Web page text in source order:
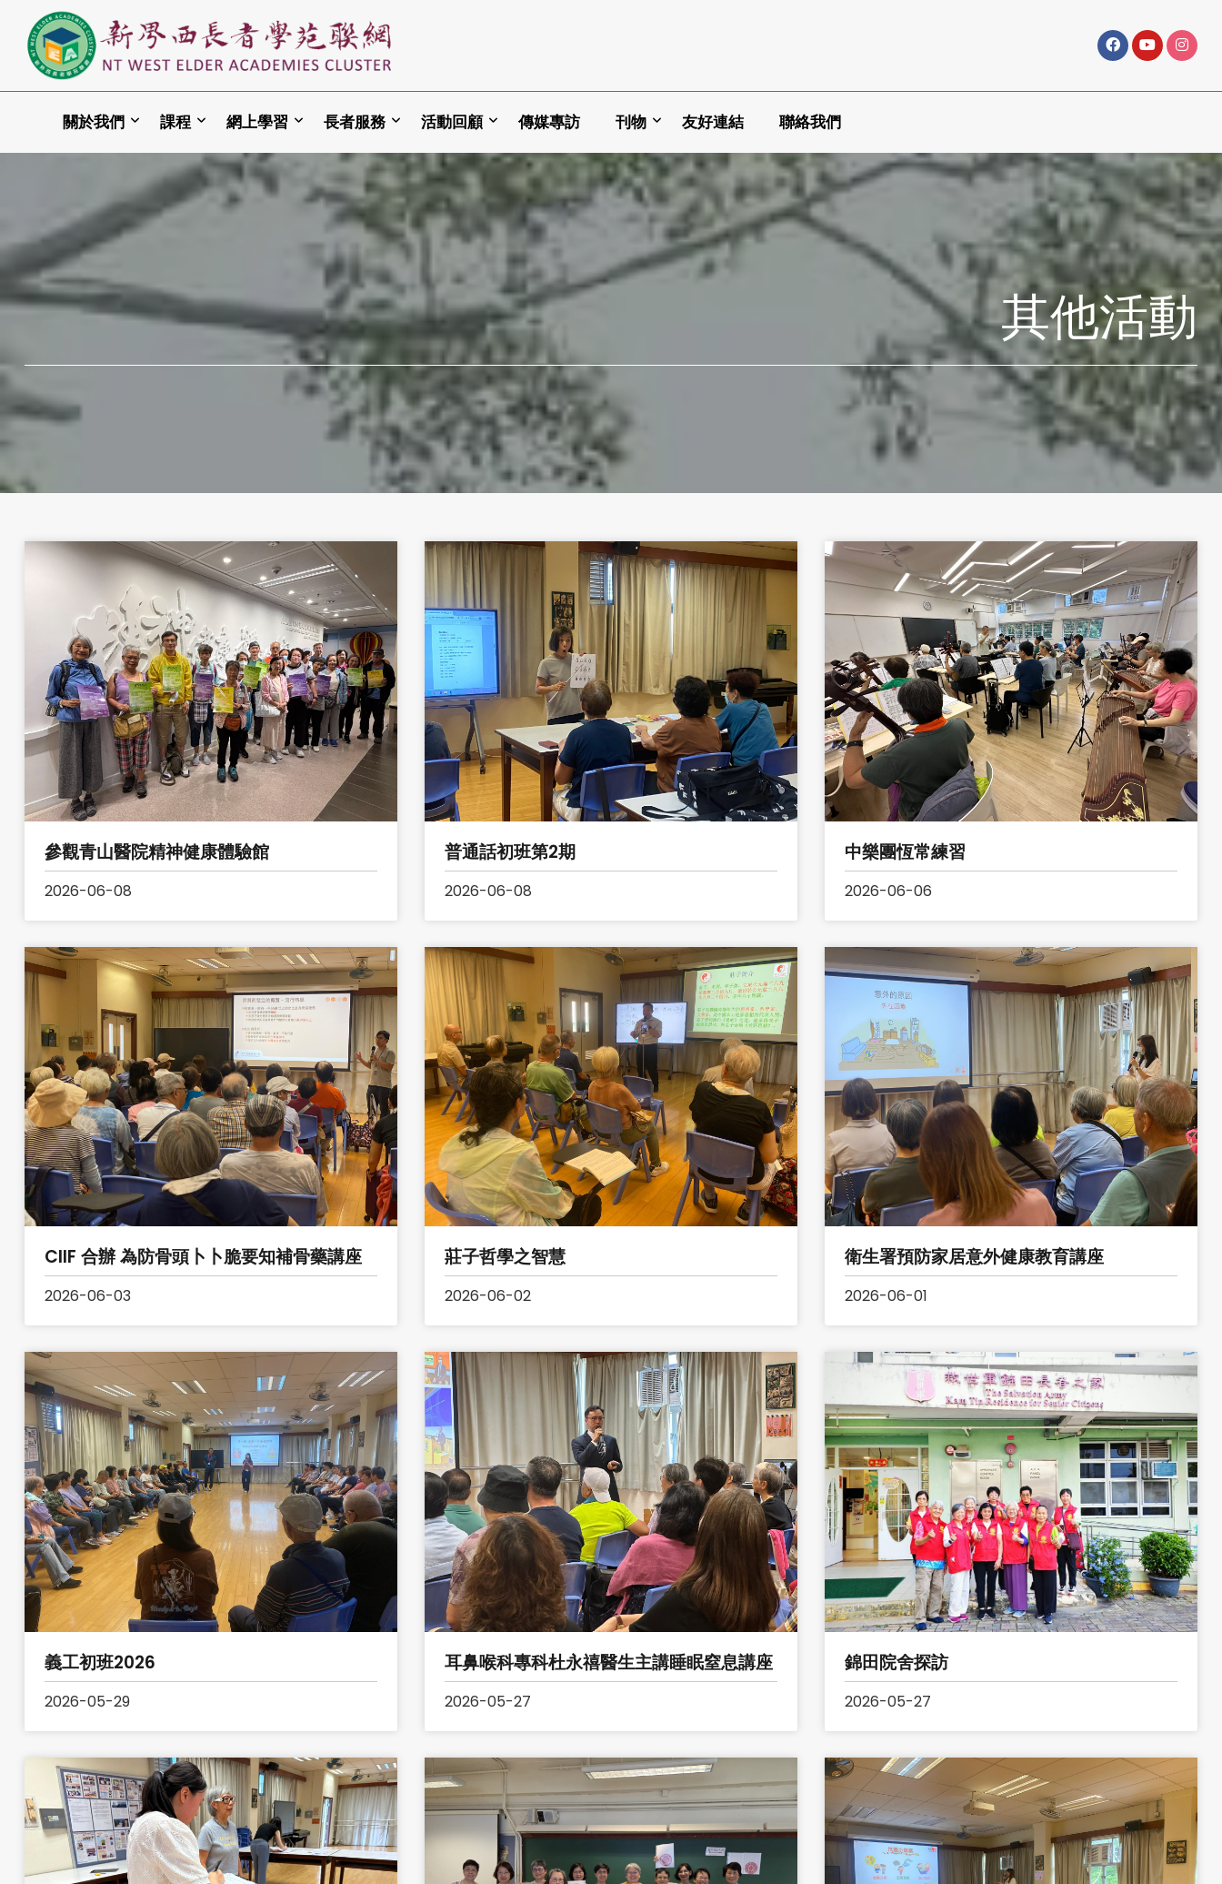
關於我們 課程 網上學習 長者服務 活動回顧 傳媒專訪 刊物 友好連結 聯絡我們
其他活動
參觀青山醫院精神健康體驗館
2026-06-08
普通話初班第2期
2026-06-08
中樂團恆常練習
2026-06-06
CIIF 合辦 為防骨頭卜卜脆要知補骨藥講座
2026-06-03
莊子哲學之智慧
2026-06-02
衛生署預防家居意外健康教育講座
2026-06-01
義工初班2026
2026-05-29
耳鼻喉科專科杜永禧醫生主講睡眠窒息講座
2026-05-27
錦田院舍探訪
2026-05-27